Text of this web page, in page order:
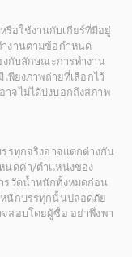
อใช้งานกับเกียร์ที่มีอยู่
ำงานตามข้อกำหนด
งกับลักษณะการทำงาน
พียงภาพถ่ายที่เลือกไว้
จไม่ได้บ่งบอกถึงสภาพ
รทุกจริงอาจแตกต่างกัน
นดค่า/ตำแหน่งของ
รวัดน้ำหนักทั้งหมดก่อน
หนักบรรทุกนั้นปลอดภัย
สอบโดยผู้ซื้อ อย่าพึ่งพา